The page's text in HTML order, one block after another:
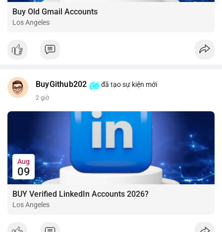
Buy Old Gmail Accounts
Los Angeles
BuyGithub202 đã tạo sự kiện mới
2 giờ
Aug
09
BUY Verified LinkedIn Accounts 2026?
Los Angeles